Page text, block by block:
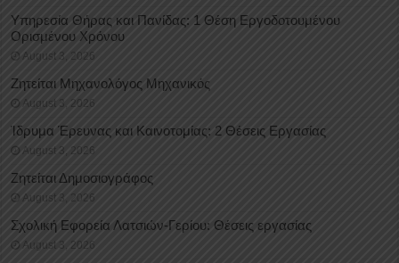
Υπηρεσία Θήρας και Πανίδας: 1 Θέση Eργοδοτουμένου
Oρισμένου Xρόνου
August 3, 2026
Ζητείται Μηχανολόγος Μηχανικός
August 3, 2026
Ίδρυμα Έρευνας και Καινοτομίας: 2 Θέσεις Εργασίας
August 3, 2026
Ζητείται Δημοσιογράφος
August 3, 2026
Σχολική Εφορεία Λατσιών-Γερίου: Θέσεις εργασίας
August 3, 2026